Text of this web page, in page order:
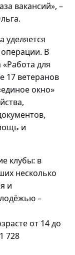
вакансий», –
уделяется
В
«Работа для
17 ветеранов
окно»
и
клубы: в
несколько
и
–
от 14 до
728